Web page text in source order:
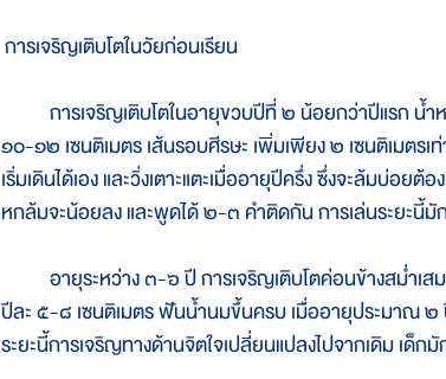
การเจริญเติบโตในวัยก่อนเรียน
การเจริญเติบโตในอายุขวบปีที่ ๒ น้อยกว่าปีแรก น้ำ
๑๐-๑๒ เซนติเมตร เส้นรอบศีรษะ เพิ่มเพียง ๒ เซนติเมต
เริ่มเดินได้เอง และวิ่งเตาะแตะเมื่ออายุปีครึ่ง ซึ่งจะล้มบ่อย
หกล้มจะน้อยลง และพูดได้ ๒-๓ คำติดกัน การเล่นระยะนี้
อายุระหว่าง ๓-๖ ปี การเจริญเติบโตค่อนข้างสม่ำเ
ปีละ ๕-๘ เซนติเมตร ฟันน้ำนมขึ้นครบ เมื่ออายุประมาณ
ระยะนี้การเจริญทางด้านจิตใจเปลี่ยนแปลงไปจากเดิม เด็ก